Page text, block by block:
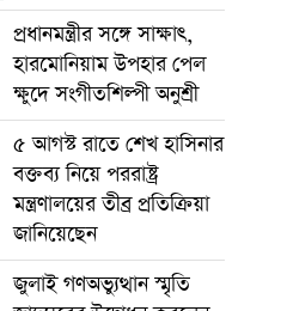
প্রধানমন্ত্রীর সঙ্গে সাক্ষাৎ,
হারমোনিয়াম উপহার পেল
ক্ষুদে সংগীতশিল্পী অনুশ্রী
৫ আগস্ট রাতে শেখ হাসিনার
বক্তব্য নিয়ে পররাষ্ট্র
মন্ত্রণালয়ের তীব্র প্রতিক্রিয়া
জানিয়েছেন
জুলাই গণঅভ্যুত্থান স্মৃতি